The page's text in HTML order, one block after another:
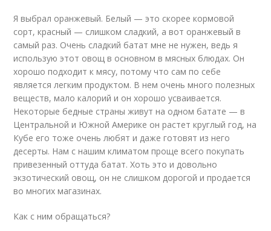
Я выбрал оранжевый. Белый — это скорее кормовой
сорт, красный — слишком сладкий, а вот оранжевый в
самый раз. Очень сладкий батат мне не нужен, ведь я
использую этот овощ в основном в мясных блюдах. Он
хорошо подходит к мясу, потому что сам по себе
является легким продуктом. В нем очень много полезных
веществ, мало калорий и он хорошо усваивается.
Некоторые бедные страны живут на одном батате — в
Центральной и Южной Америке он растет круглый год, на
Кубе его тоже очень любят и даже готовят из него
десерты. Нам с нашим климатом проще всего покупать
привезенный оттуда батат. Хоть это и довольно
экзотический овощ, он не слишком дорогой и продается
во многих магазинах.
Как с ним обращаться?